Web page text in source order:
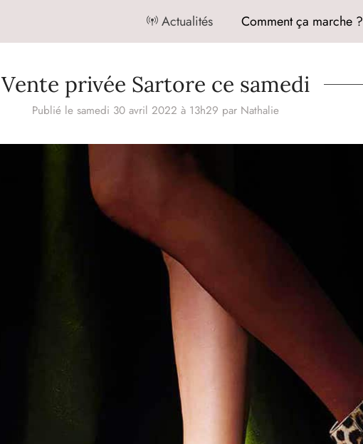
Actualités Comment ça marche ?
Vente privée Sartore ce samedi
Publié le samedi 30 avril 2022 à 13h29 par Nathalie